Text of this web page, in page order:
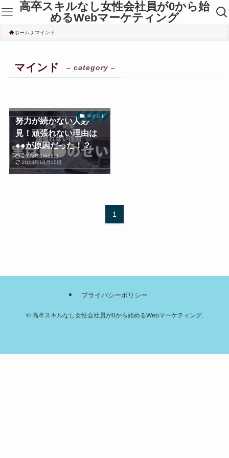
高卒スキルなし女性会社員が0から始
めるWebマーケティング
ホーム マインド
マインド – category –
マインド
努力が続かない人必
見！頑張れない理由は
●●が原因だった！？
2023年8月16日
2023年10月10日
1
プライバシーポリシー
©高卒スキルなし女性会社員が0から始めるWebマーケティング.